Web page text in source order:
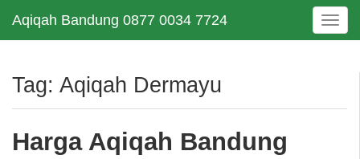
Aqiqah Bandung 0877 0034 7724
T
o
e
Tag: Aqiqah Dermayu
Harga Aqiqah Bandung